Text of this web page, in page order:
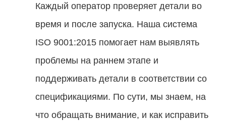
Каждый оператор проверяет детали во
время и после запуска. Наша система
ISO 9001:2015 помогает нам выявлять
проблемы на раннем этапе и
поддерживать детали в соответствии со
спецификациями. По сути, мы знаем, на
что обращать внимание, и как исправить